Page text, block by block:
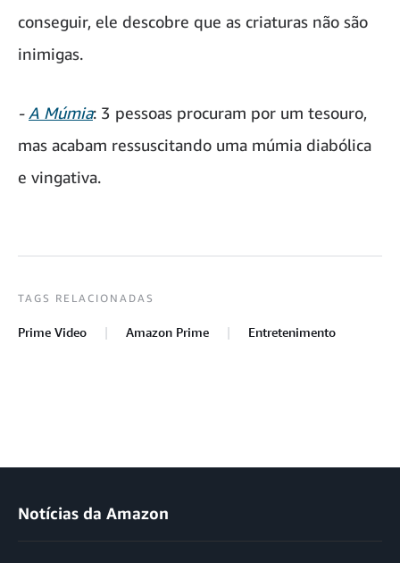
conseguir, ele descobre que as criaturas não são
inimigas.
- A Múmia: 3 pessoas procuram por um tesouro,
mas acabam ressuscitando uma múmia diabólica
e vingativa.
TAGS RELACIONADAS
Prime Video Amazon Prime Entretenimento
Notícias da Amazon